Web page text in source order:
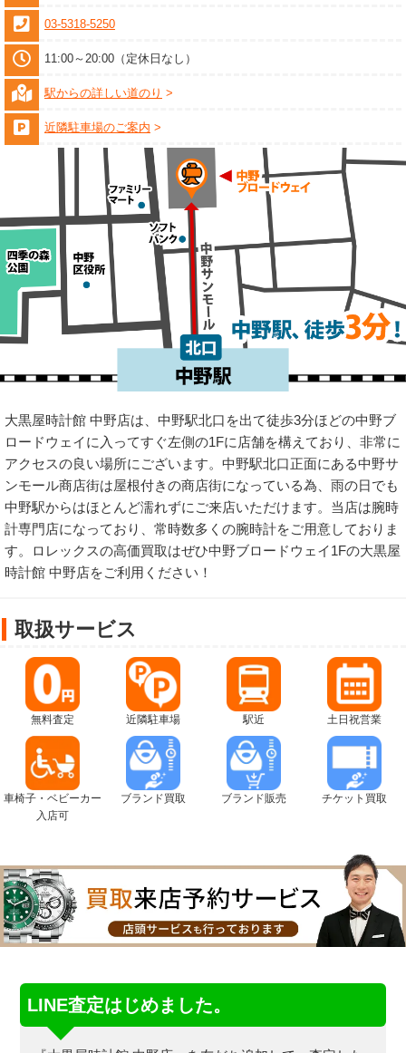
03-5318-5250
11:00～20:00（定休日なし）
駅からの詳しい道のり
近隣駐車場のご案内
大黒屋時計館 中野店は、中野駅北口を出て徒歩3分ほどの中野ブ
ロードウェイに入ってすぐ左側の1Fに店舗を構えており、非常に
アクセスの良い場所にございます。中野駅北口正面にある中野サ
ンモール商店街は屋根付きの商店街になっている為、雨の日でも
中野駅からはほとんど濡れずにご来店いただけます。当店は腕時
計専門店になっており、常時数多くの腕時計をご用意しておりま
す。ロレックスの高価買取はぜひ中野ブロードウェイ1Fの大黒屋
時計館 中野店をご利用ください！
取扱サービス
無料査定 近隣駐車場 駅近 土日祝営業
車椅子・ベビーカー
入店可
ブランド買取 ブランド販売 チケット買取
LINE査定はじめました。